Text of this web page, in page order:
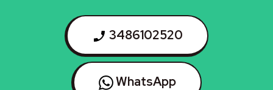
3486102520
WhatsApp